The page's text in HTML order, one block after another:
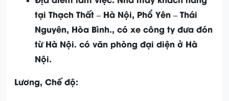
tại Thạch Thất – Hà Nội, Phổ Yên – Thái
Nguyên, Hòa Bình., có xe công ty đưa đón
từ Hà Nội. có văn phòng đại diện ở Hà
Nội.
Lương, Chế độ: